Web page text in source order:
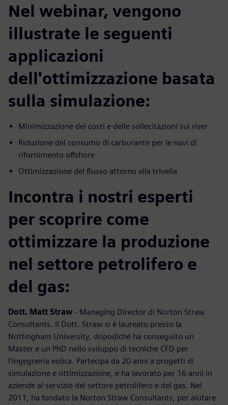
Nel webinar, vengono
illustrate le seguenti
applicazioni
dell'ottimizzazione basata
sulla simulazione:
Minimizzazione dei costi e delle sollecitazioni sui riser
Riduzione del consumo di carburante per le navi di
rifornimento offshore
Ottimizzazione del flusso attorno alla trivella
Incontra i nostri esperti
per scoprire come
ottimizzare la produzione
nel settore petrolifero e
del gas:
Dott. Matt Straw - Managing Director di Norton Straw
Consultants. Il Dott. Straw si è laureato presso la
Nottingham University, dopodiché ha conseguito un
Master e un PhD nello sviluppo di tecniche CFD per
l'ingegneria eolica. Partecipa da 20 anni a progetti di
simulazione e ottimizzazione, e ha lavorato per 16 anni in
aziende al servizio del settore petrolifero e del gas. Nel
2011, ha fondato la Norton Straw Consultants, per aiutare